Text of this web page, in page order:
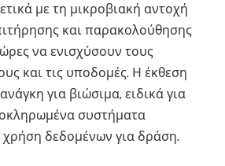
με τη μικροβιακή αντοχή
και παρακολούθησης
να ενισχύσουν τους
και τις υποδομές. Η έκθεση
για βιώσιμα, ειδικά για
συστήματα
χρήση δεδομένων για δράση.